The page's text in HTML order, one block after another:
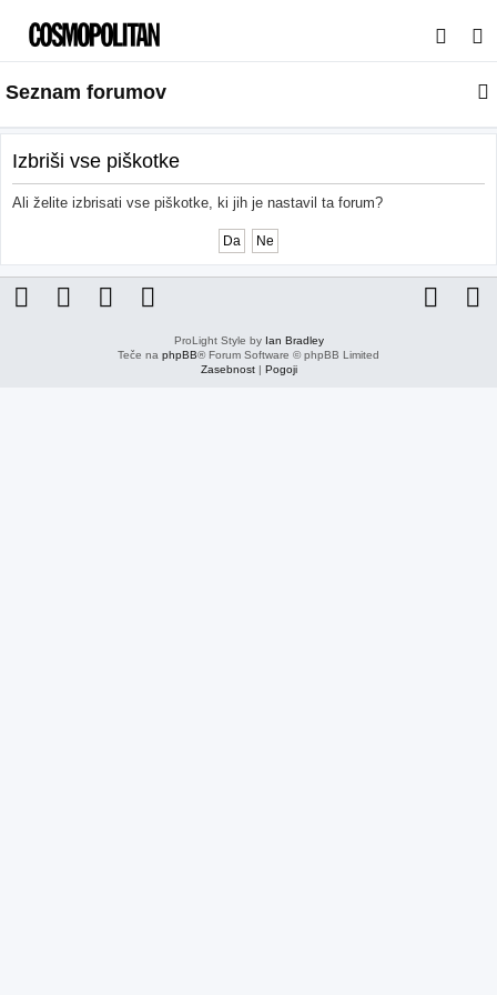
s
a
j
Seznam forumov
Izbriši vse piškotke
Ali želite izbrisati vse piškotke, ki jih je nastavil ta forum?
ProLight Style by Ian Bradley
Teče na phpBB® Forum Software © phpBB Limited
Zasebnost| Pogoji